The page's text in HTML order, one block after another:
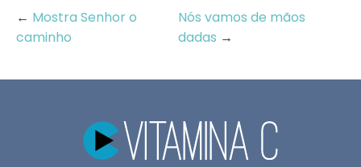
← Mostra Senhor o
caminho
Nós vamos de mãos
dadas →